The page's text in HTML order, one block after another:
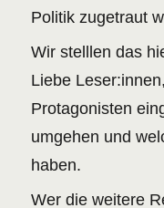
Politik zugetraut
Wir stelllen das
Liebe
Protagonisten
umgehen und
haben.
Wer die weitere